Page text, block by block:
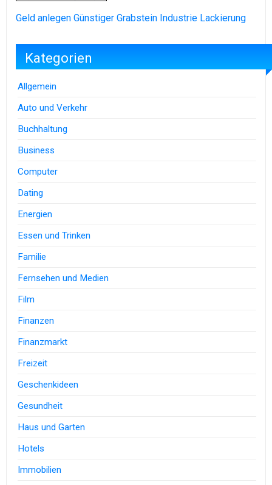
Geld anlegen Günstiger Grabstein Industrie Lackierung
Kategorien
Allgemein
Auto und Verkehr
Buchhaltung
Business
Computer
Dating
Energien
Essen und Trinken
Familie
Fernsehen und Medien
Film
Finanzen
Finanzmarkt
Freizeit
Geschenkideen
Gesundheit
Haus und Garten
Hotels
Immobilien